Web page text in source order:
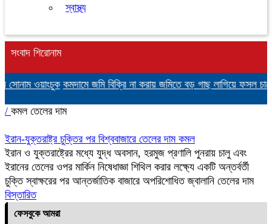
স্বাস্থ্য
সংবাদ শিরোনাম
সোনাম ওয়াংচুক কমদামে জমি বিক্রি না করায় জমিতে বড় গাছ লাগিয়ে ফসল
/ কমল তেলের দাম
ইরান-যুক্তরাষ্ট্র চুক্তির পর বিশ্ববাজারে তেলের দাম কমল
ইরান ও যুক্তরাষ্ট্রের মধ্যে যুদ্ধ অবসান, হরমুজ প্রণালি পুনরায় চালু এবং
ইরানের তেলের ওপর মার্কিন নিষেধাজ্ঞা শিথিল করার লক্ষ্যে একটি অন্তর্বর্তী
চুক্তি স্বাক্ষরের পর আন্তর্জাতিক বাজারে অপরিশোধিত জ্বালানি তেলের দাম
বিস্তারিত
ফেসবুকে আমরা